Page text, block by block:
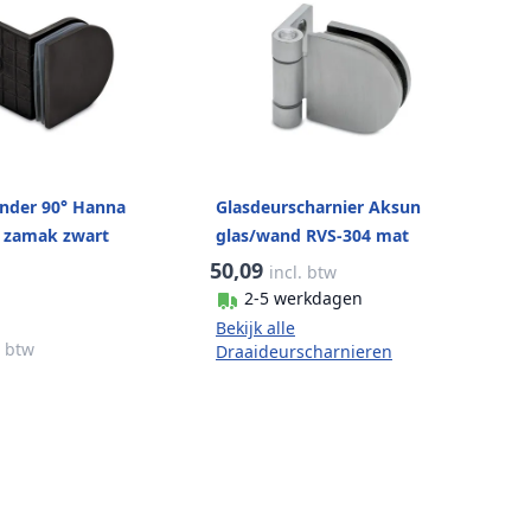
90° Hanna
zwart
btw
Glasdeurscharnier Aksun
glas/wand RVS-304 mat
geslepen
50,09 incl. btw
2-5 werkdagen
Bekijk alle
Draaideurscharnieren